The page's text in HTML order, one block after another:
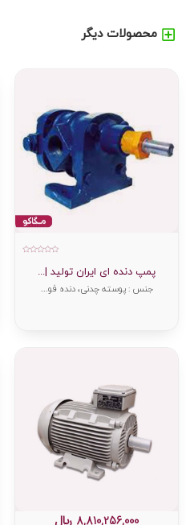
محصولات دیگر
پمپ دنده ای ایران تولید |...
جنس : پوسته چدنی، دنده فو...